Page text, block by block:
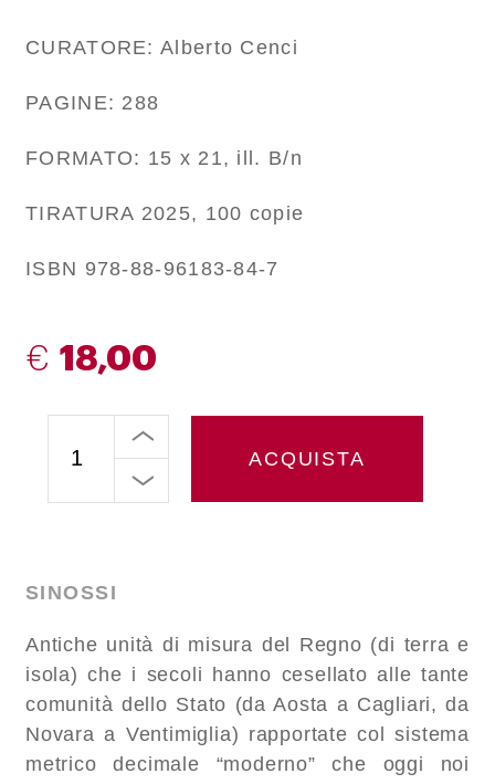
CURATORE: Alberto Cenci
PAGINE: 288
FORMATO: 15 x 21, ill. B/n
TIRATURA 2025, 100 copie
ISBN 978-88-96183-84-7
€ 18,00
ACQUISTA
SINOSSI
Antiche unità di misura del Regno (di terra e
isola) che i secoli hanno cesellato alle tante
comunità dello Stato (da Aosta a Cagliari, da
Novara a Ventimiglia) rapportate col sistema
metrico decimale “moderno” che oggi noi